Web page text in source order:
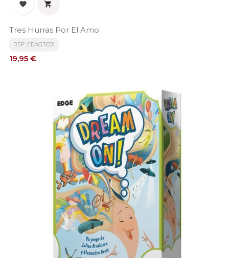
 
Tres Hurras Por El Amo
REF: EEAGTC01
Precio
19,95 €